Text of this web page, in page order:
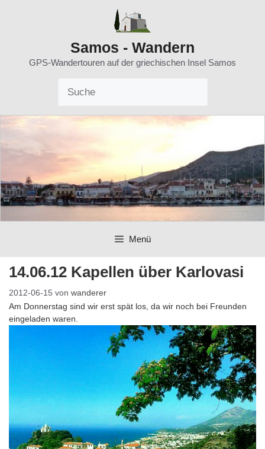
Samos - Wandern
GPS-Wandertouren auf der griechischen Insel Samos
Menü
14.06.12 Kapellen über Karlovasi
2012-06-15 von wanderer
Am Donnerstag sind wir erst spät los, da wir noch bei Freunden
eingeladen waren.